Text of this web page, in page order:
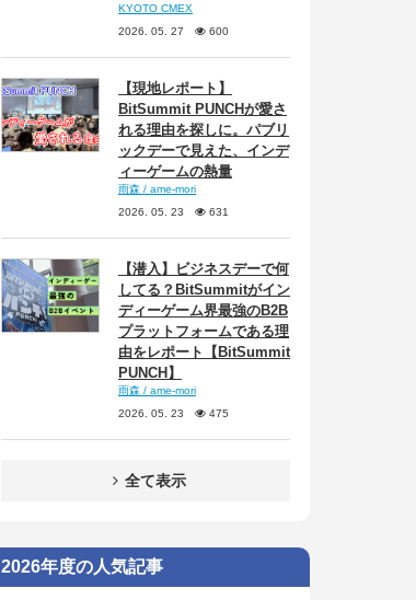
KYOTO CMEX
2026. 05. 27
600
【現地レポート】
BitSummit PUNCHが愛さ
れる理由を探しに。パブリ
ックデーで見えた、インデ
ィーゲームの熱量
雨森 / ame-mori
2026. 05. 23
631
【潜入】ビジネスデーで何
してる？BitSummitがイン
ディーゲーム界最強のB2B
プラットフォームである理
由をレポート【BitSummit
PUNCH】
雨森 / ame-mori
2026. 05. 23
475
全て表示
2026年度の人気記事